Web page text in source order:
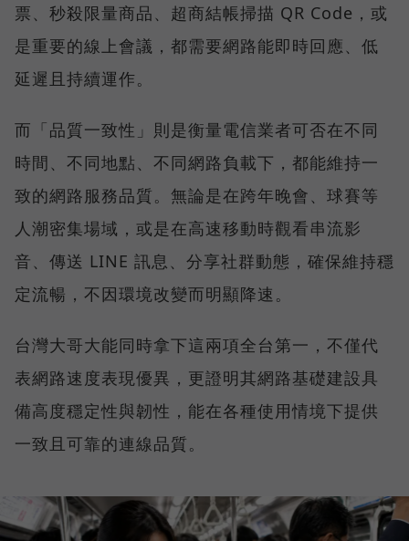
票、秒殺限量商品、超商結帳掃描 QR Code，或
是重要的線上會議，都需要網路能即時回應、低
延遲且持續運作。
而「品質一致性」則是衡量電信業者可否在不同
時間、不同地點、不同網路負載下，都能維持一
致的網路服務品質。無論是在跨年晚會、球賽等
人潮密集場域，或是在高速移動時觀看串流影
音、傳送 LINE 訊息、分享社群動態，確保維持穩
定流暢，不因環境改變而明顯降速。
台灣大哥大能同時拿下這兩項全台第一，不僅代
表網路速度表現優異，更證明其網路基礎建設具
備高度穩定性與韌性，能在各種使用情境下提供
一致且可靠的連線品質。